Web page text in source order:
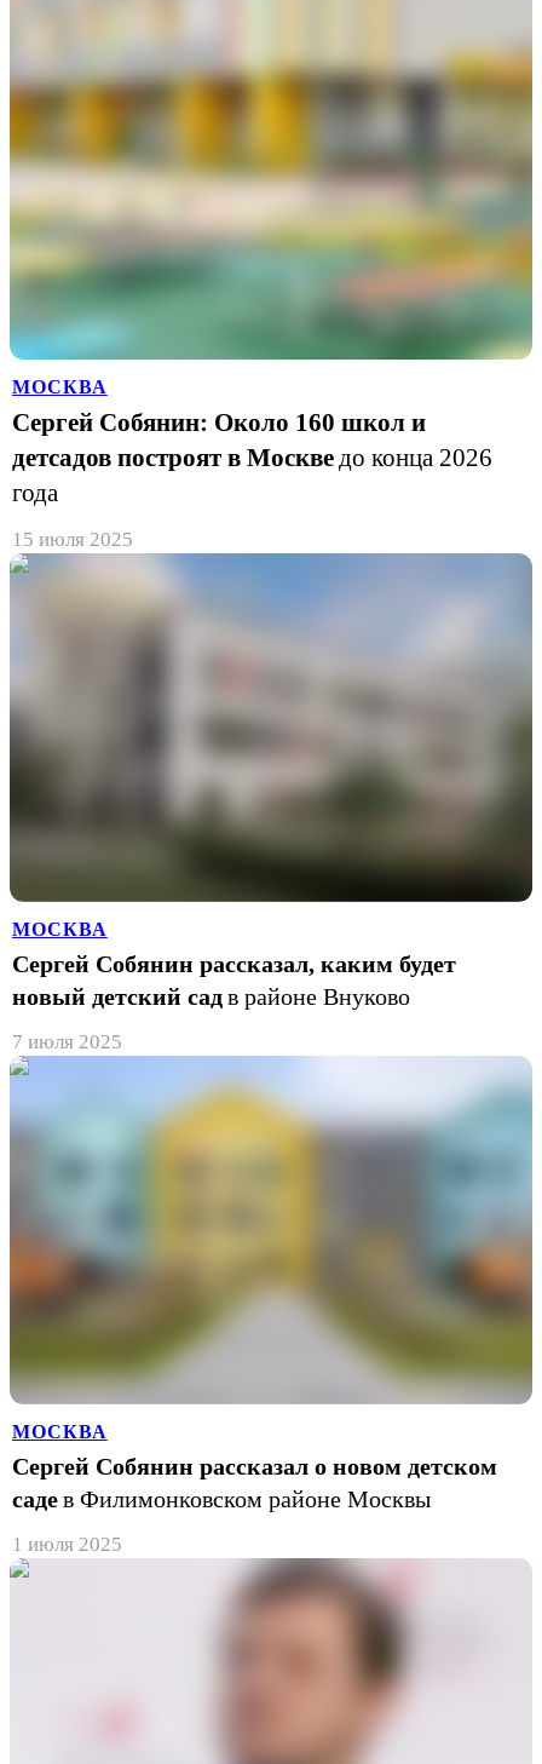
МОСКВА
Сергей Собянин: Около 160 школ и
детсадов построят в Москве до конца 2026
года
15 июля 2025
МОСКВА
Сергей Собянин рассказал, каким будет
новый детский садв районе Внуково
7 июля 2025
МОСКВА
Сергей Собянин рассказал о новом детском
садев Филимонковском районе Москвы
1 июля 2025